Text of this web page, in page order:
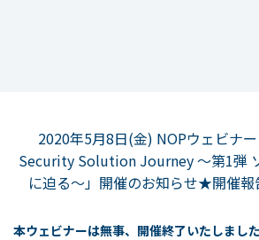
2020年5月8日(金) NOPウェビナ
Security Solution Journey ～第1弾
に迫る～」開催のお知らせ★開催報
本ウェビナーは無事、開催終了いたしました